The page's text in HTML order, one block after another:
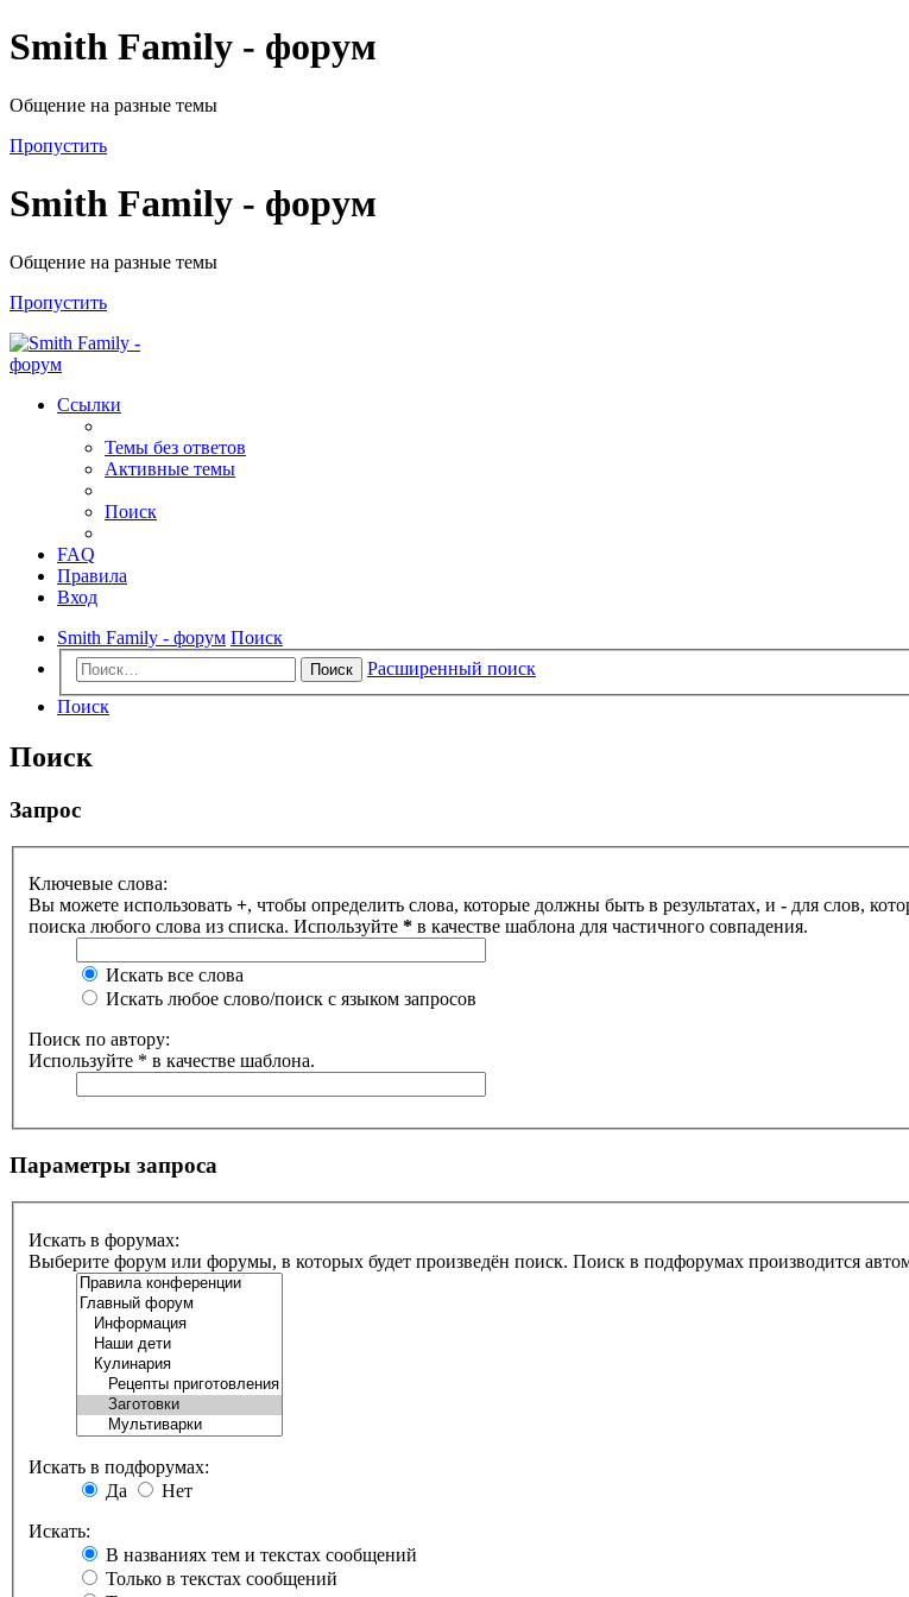
Smith Family - форум
Общение на разные темы
Пропустить
Smith Family - форум
Общение на разные темы
Пропустить
Ссылки
Темы без ответов
Активные темы
Поиск
FAQ
Правила
Вход
Smith Family - форум Поиск
Поиск
Расширенный поиск
Поиск
Поиск
Запрос
Ключевые слова:
Вы можете использовать +, чтобы определить слова, которые должны быть в результатах, и - для слов,
поиска любого слова из списка. Используйте * в качестве шаблона для частичного совпадения.
Искать все слова
Искать любое слово/поиск с языком запросов
Поиск по автору:
Используйте * в качестве шаблона.
Параметры запроса
Искать в форумах:
Выберите форум или форумы, в которых будет произведён поиск. Поиск в подфорумах производится
Искать в подфорумах:
Да
Нет
Искать:
В названиях тем и текстах сообщений
Только в текстах сообщений